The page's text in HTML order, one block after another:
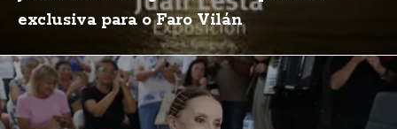
exclusiva para o Faro Vilán